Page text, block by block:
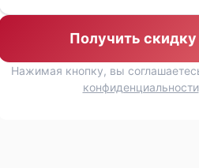
Получить скидку
Нажимая кнопку, вы
конфиденциальности